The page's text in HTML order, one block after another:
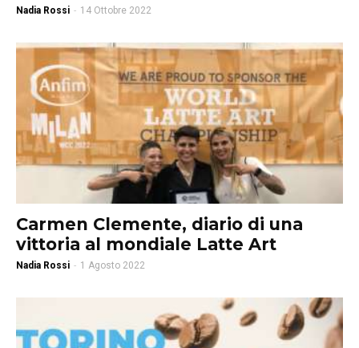
Nadia Rossi - 14 Ottobre 2022
Carmen Clemente, diario di una
vittoria al mondiale Latte Art
Nadia Rossi - 1 Agosto 2022